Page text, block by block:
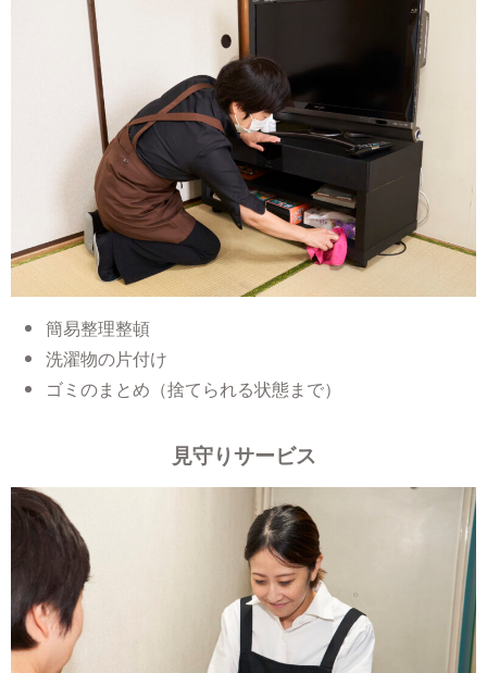
簡易整理整頓
洗濯物の片付け
ゴミのまとめ（捨てられる状態まで）
見守りサービス